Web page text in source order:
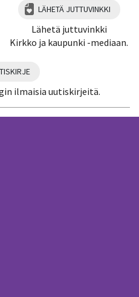
LÄHETÄ JUTTUVINKKI
Lähetä juttuvinkki
Kirkko ja kaupunki -mediaan.
ilmaisia uutiskirjeitä.